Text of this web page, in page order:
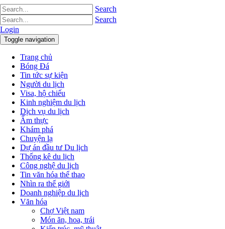
Search
Search
Login
Toggle navigation
Trang chủ
Bóng Đá
Tin tức sự kiện
Người du lịch
Visa, hộ chiếu
Kinh nghiệm du lịch
Dịch vụ du lịch
Ẩm thực
Khám phá
Chuyện lạ
Dự án đầu tư Du lịch
Thống kê du lịch
Công nghệ du lịch
Tin văn hóa thể thao
Nhìn ra thế giới
Doanh nghiệp du lịch
Văn hóa
Chợ Việt nam
Món ăn, hoa, trái